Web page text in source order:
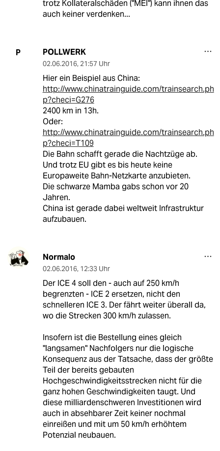
trotz Kollateralschäden ("MEI") kann ihnen das
auch keiner verdenken...
P POLLWERK
02.06.2016, 21:57 Uhr
Hier ein Beispiel aus China:
http://www.chinatrainguide.com/trainsearch.ph
p?checi=G276
2400 km in 13h.
Oder:
http://www.chinatrainguide.com/trainsearch.ph
p?checi=T109
Die Bahn schafft gerade die Nachtzüge ab.
Und trotz EU gibt es bis heute keine
Europaweite Bahn-Netzkarte anzubieten.
Die schwarze Mamba gabs schon vor 20
Jahren.
China ist gerade dabei weltweit Infrastruktur
aufzubauen.
Normalo
02.06.2016, 12:33 Uhr
Der ICE 4 soll den - auch auf 250 km/h
begrenzten - ICE 2 ersetzen, nicht den
schnelleren ICE 3. Der fährt weiter überall da,
wo die Strecken 300 km/h zulassen.
Insofern ist die Bestellung eines gleich
"langsamen" Nachfolgers nur die logische
Konsequenz aus der Tatsache, dass der größte
Teil der bereits gebauten
Hochgeschwindigkeitsstrecken nicht für die
ganz hohen Geschwindigkeiten taugt. Und
diese milliardenschweren Investitionen wird
auch in absehbarer Zeit keiner nochmal
einreißen und mit um 50 km/h erhöhtem
Potenzial neubauen.